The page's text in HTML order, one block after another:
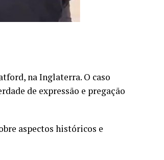
na Inglaterra. O caso
de expressão e pregação
aspectos históricos e